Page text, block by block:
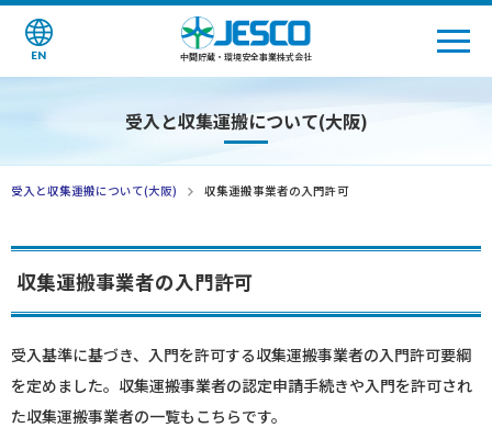
中間貯蔵・環境安全事業株式会社
EN
受入と収集運搬について(大阪)
受入と収集運搬について(大阪) 収集運搬事業者の入門許可
収集運搬事業者の入門許可
受入基準に基づき、入門を許可する収集運搬事業者の入門許可要綱
を定めました。収集運搬事業者の認定申請手続きや入門を許可され
た収集運搬事業者の一覧もこちらです。